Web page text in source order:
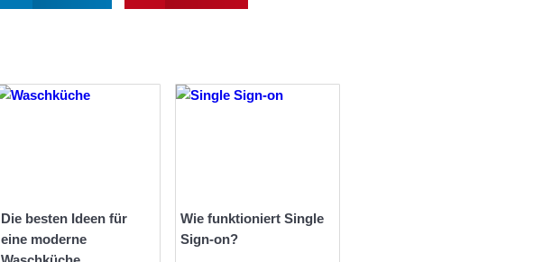
Die besten Ideen für
eine moderne
Wie funktioniert Single
Sign-on?